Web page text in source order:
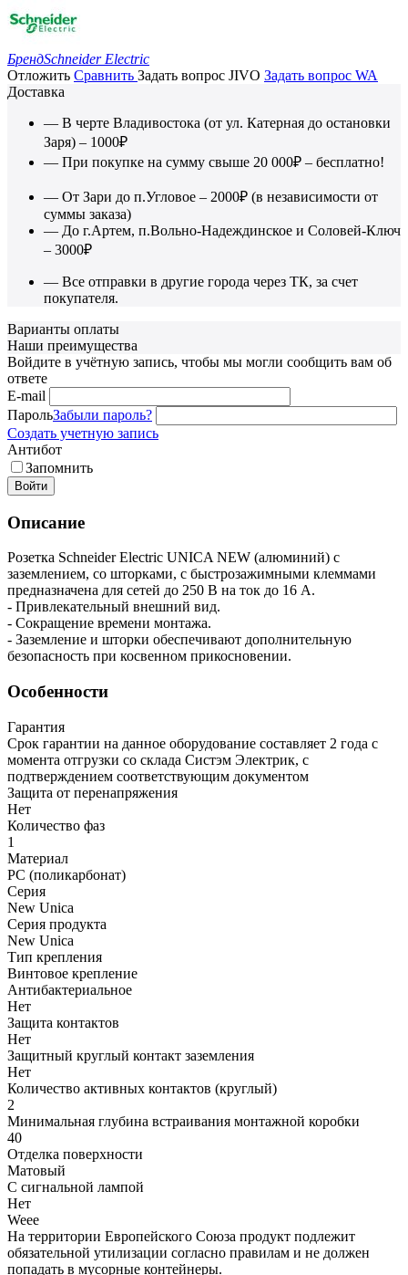
БрендSchneider Electric
Отложить Сравнить Задать вопрос JIVO Задать вопрос WA
Доставка
— В черте Владивостока (от ул. Катерная до остановки
Заря) – 1000₽
— При покупке на сумму свыше 20 000₽ – бесплатно!
— От Зари до п.Угловое – 2000₽ (в независимости от
суммы заказа)
— До г.Артем, п.Вольно-Надеждинское и Соловей-Ключ
– 3000₽
— Все отправки в другие города через ТК, за счет
покупателя.
Варианты оплаты
Наши преимущества
Войдите в учётную запись, чтобы мы могли сообщить вам об
ответе
E-mail
ПарольЗабыли пароль?
Создать учетную запись
Антибот
Запомнить
Войти
Описание
Розетка Schneider Electric UNICA NEW (алюминий) с
заземлением, со шторками, с быстрозажимными клеммами
предназначена для сетей до 250 В на ток до 16 А.
- Привлекательный внешний вид.
- Сокращение времени монтажа.
- Заземление и шторки обеспечивают дополнительную
безопасность при косвенном прикосновении.
Особенности
Гарантия
Срок гарантии на данное оборудование составляет 2 года с
момента отгрузки со склада Систэм Электрик, с
подтверждением соответствующим документом
Защита от перенапряжения
Нет
Количество фаз
1
Материал
PC (поликарбонат)
Серия
New Unica
Серия продукта
New Unica
Тип крепления
Винтовое крепление
Антибактериальное
Нет
Защита контактов
Нет
Защитный круглый контакт заземления
Нет
Количество активных контактов (круглый)
2
Минимальная глубина встраивания монтажной коробки
40
Отделка поверхности
Матовый
С сигнальной лампой
Нет
Weee
На территории Европейского Союза продукт подлежит
обязательной утилизации согласно правилам и не должен
попадать в мусорные контейнеры.